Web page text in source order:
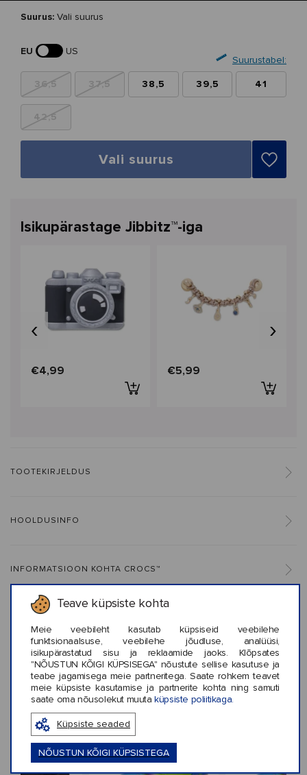
Teave küpsiste kohta
Meie veebileht kasutab küpsiseid veebilehe
funktsionaalsuse, veebilehe jõudluse, analüüsi,
isikupärastatud sisu ja reklaamide jaoks. Klõpsates
"NÕUSTUN KÕIGI KÜPSISEGA" nõustute sellise kasutuse ja
teabe jagamisega meie partneritega. Saate rohkem teavet
meie küpsiste kasutamise ja partnerite kohta ning samuti
saate oma nõusolekut muutaküpsiste poliitikaga.
Küpsiste seaded
NÕUSTUN KÕIGI KÜPSISTEGA
Suurus: Vali suurus
EU
US
Suurustabel:
36,5 37,5 38,5 39,5 41
42,5
Vali suurus
Isikupärastage Jibbitz™-iga
€4,99 €5,99
‹ ›
TOOTEKIRJELDUS
HOOLDUSINFO
INFORMATSIOON KOHTA CROCS™
Sarnased stiilid